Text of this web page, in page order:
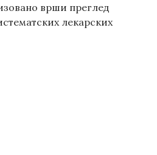
врши преглед
лекарских